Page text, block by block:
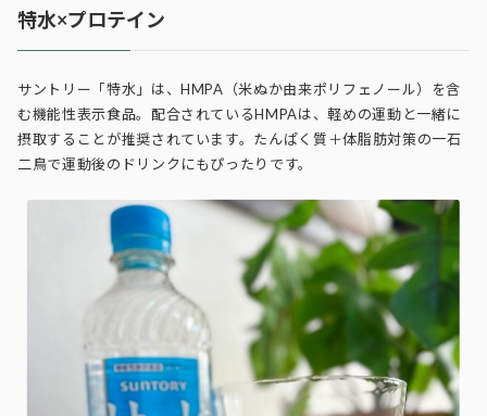
特水×プロテイン
サントリー「特水」は、HMPA（米ぬか由来ポリフェノール）を含
む機能性表示食品。配合されているHMPAは、軽めの運動と一緒に
摂取することが推奨されています。たんぱく質＋体脂肪対策の一石
二鳥で運動後のドリンクにもぴったりです。